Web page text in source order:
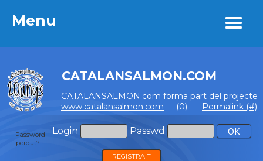
Menu
CATALANSALMON.COM
CATALANSALMON.com forma part del projecte
www.catalansalmon.com - (0) - Permalink (#)
Login Passwd
Password
perdut?
REGISTRA'T
Menu